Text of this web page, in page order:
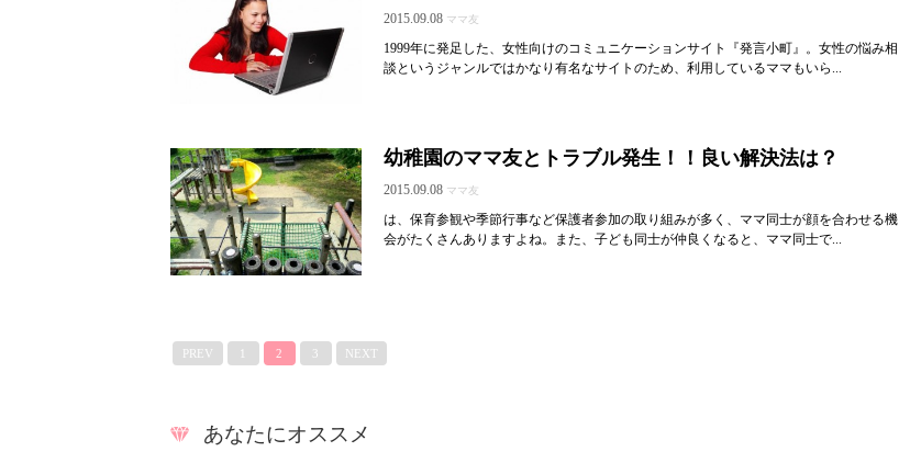
2015.09.08 ママ友
1999年に発足した、女性向けのコミュニケーションサイト『発言小町』。女性の悩み相
談というジャンルではかなり有名なサイトのため、利用しているママもいら...
幼稚園のママ友とトラブル発生！！良い解決法は？
2015.09.08 ママ友
は、保育参観や季節行事など保護者参加の取り組みが多く、ママ同士が顔を合わせる機
会がたくさんありますよね。また、子ども同士が仲良くなると、ママ同士で...
PREV 1 2 3 NEXT
あなたにオススメ